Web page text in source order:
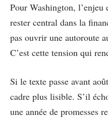
Pour Washington, l’enjeu
rester central dans la
pas ouvrir une autoroute
C’est cette tension qui
Si le texte passe avant
cadre plus lisible. S’il
une année de promesses